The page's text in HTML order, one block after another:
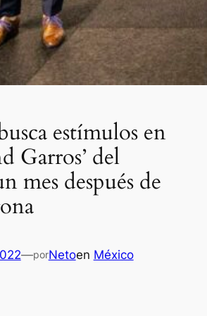
estímulos en
Garros’ del
mes después de
—porNetoen México